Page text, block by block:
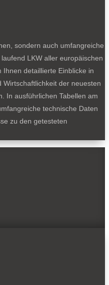
sondern auch umfangreiche
LKW aller europäischen
Ihnen detaillierte Einblicke in
der neuesten
In ausführlichen Tabellen am
technische Daten
zu den getesteten